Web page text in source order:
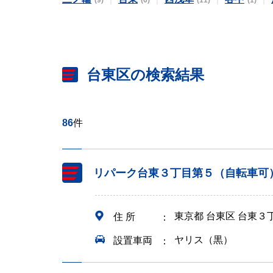
台東区の検索結果
86件
リパーク台東３丁目第５（自転車可）
住 所 東京都 台東区 台東３
設置車両 ヤリス（黒）